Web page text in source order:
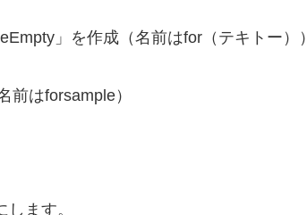
」を作成（名前はfor（テキトー））
はforsample）
ます。